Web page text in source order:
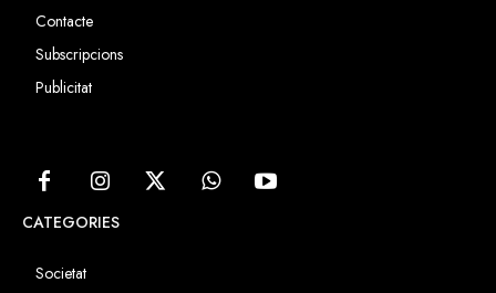
Contacte
Subscripcions
Publicitat
CATEGORIES
Societat